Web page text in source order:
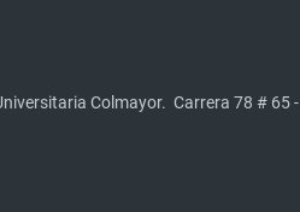
Colmayor. Carrera 78 # 65